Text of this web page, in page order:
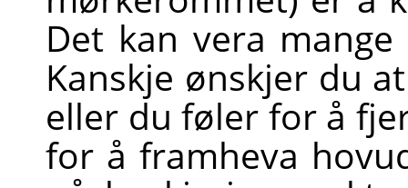
Det kan vera
Kanskje ønskjer du
eller du føler for å
for å framheva